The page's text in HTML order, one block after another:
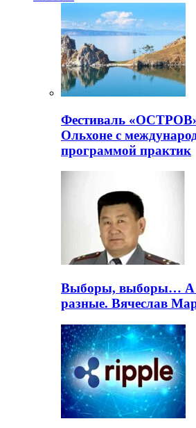
Фестиваль
Ольхоне с
программой практик
Выборы, выборы… А
разные. Вячеслав